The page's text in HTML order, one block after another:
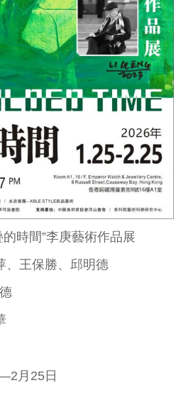
的時間”李庚藝術作品展
、王保勝、邱明德
月25日